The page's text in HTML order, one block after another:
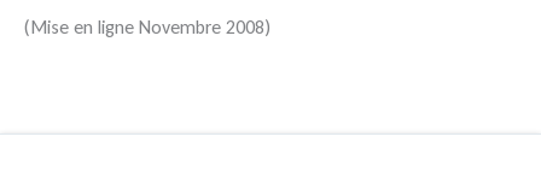
(Mise en ligne Novembre 2008)